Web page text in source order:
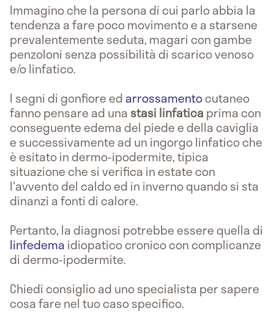
Immagino che la persona di cui parlo abbia la
tendenza a fare poco movimento e a starsene
prevalentemente seduta, magari con gambe
penzoloni senza possibilità di scarico venoso
e/o linfatico.
I segni di gonfiore ed arrossamentocutaneo
fanno pensare ad una stasi linfatica prima con
conseguente edema del piede e della caviglia
e successivamente ad un ingorgo linfatico che
è esitato in dermo-ipodermite, tipica
situazione che si verifica in estate con
l'avvento del caldo ed in inverno quando si sta
dinanzi a fonti di calore.
Pertanto, la diagnosi potrebbe essere quella di
linfedema idiopatico cronico con complicanze
di dermo-ipodermite.
Chiedi consiglio ad uno specialista per sapere
cosa fare nel tuo caso specifico.